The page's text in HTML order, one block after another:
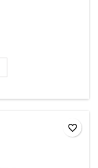
favorite_border